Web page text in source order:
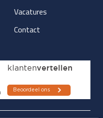
Vacatures
Contact